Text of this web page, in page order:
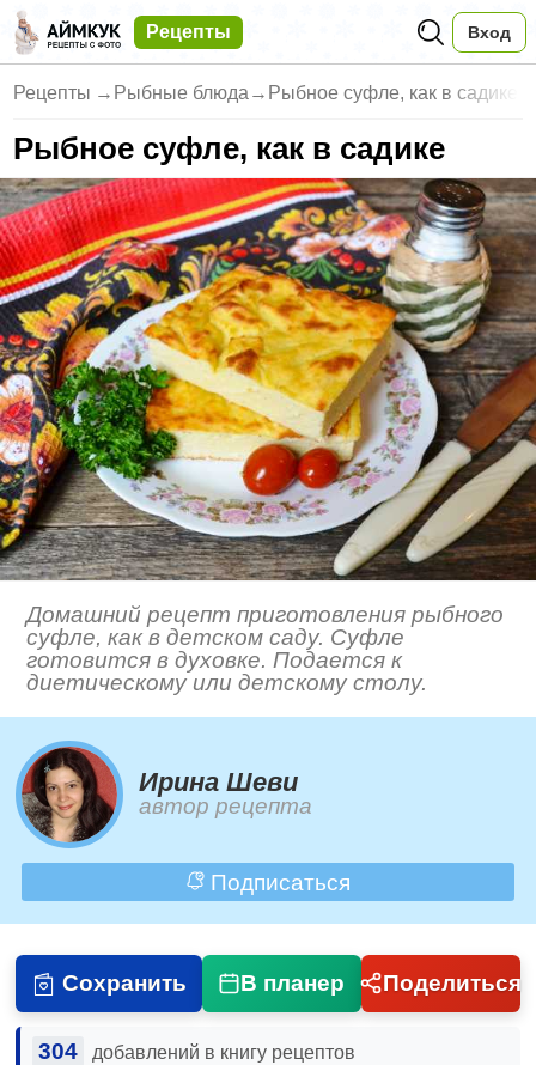
Рецепты Вход
Рецепты → Рыбные блюда → Рыбное суфле, как в садике
Рыбное суфле, как в садике
Домашний рецепт приготовления рыбного
суфле, как в детском саду. Суфле
готовится в духовке. Подается к
диетическому или детскому столу.
Ирина Шеви
автор рецепта
Подписаться
Сохранить В планер Поделиться
304 добавлений в книгу рецептов